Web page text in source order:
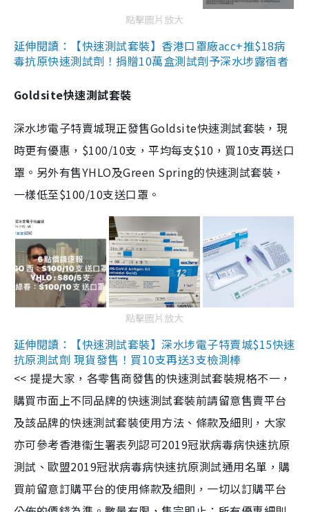
點擊圖片放大
延伸閱讀：【快速測試套裝】香港口罩廠acc+推$18病
毒抗原快速測試劑！捐贈10萬盒測試劑予深水埗露宿者
Goldsite快速測試套裝
深水埗電子特賣城現正發售Goldsite快速測試套裝，現
時更有優惠，$100/10支，平均每支$10，買10支再送口
罩。另外有售YHLO及Green Spring的快速測試套裝，
一樣低至$100/10支送口罩。
點擊圖片放大
延伸閱讀：【快速測試套裝】深水埗電子特賣城$15快速
抗原測試劑 現貨發售！買10支再送3支檢測棒
<< 提提大家，各零售商發售的快速測試套裝規格不一，
購買市面上不同品牌的快速測試套裝前請留意售賣平台
及該品牌的快速測試套裝使用方法、條款及細則，大家
亦可參考香港衞生署表列認可2019冠狀病毒病快速抗原
測試、歐盟2019冠狀病毒病快速抗原測試通用名單，購
買前留意訂購平台的使用條款及細則，一切以訂購平台